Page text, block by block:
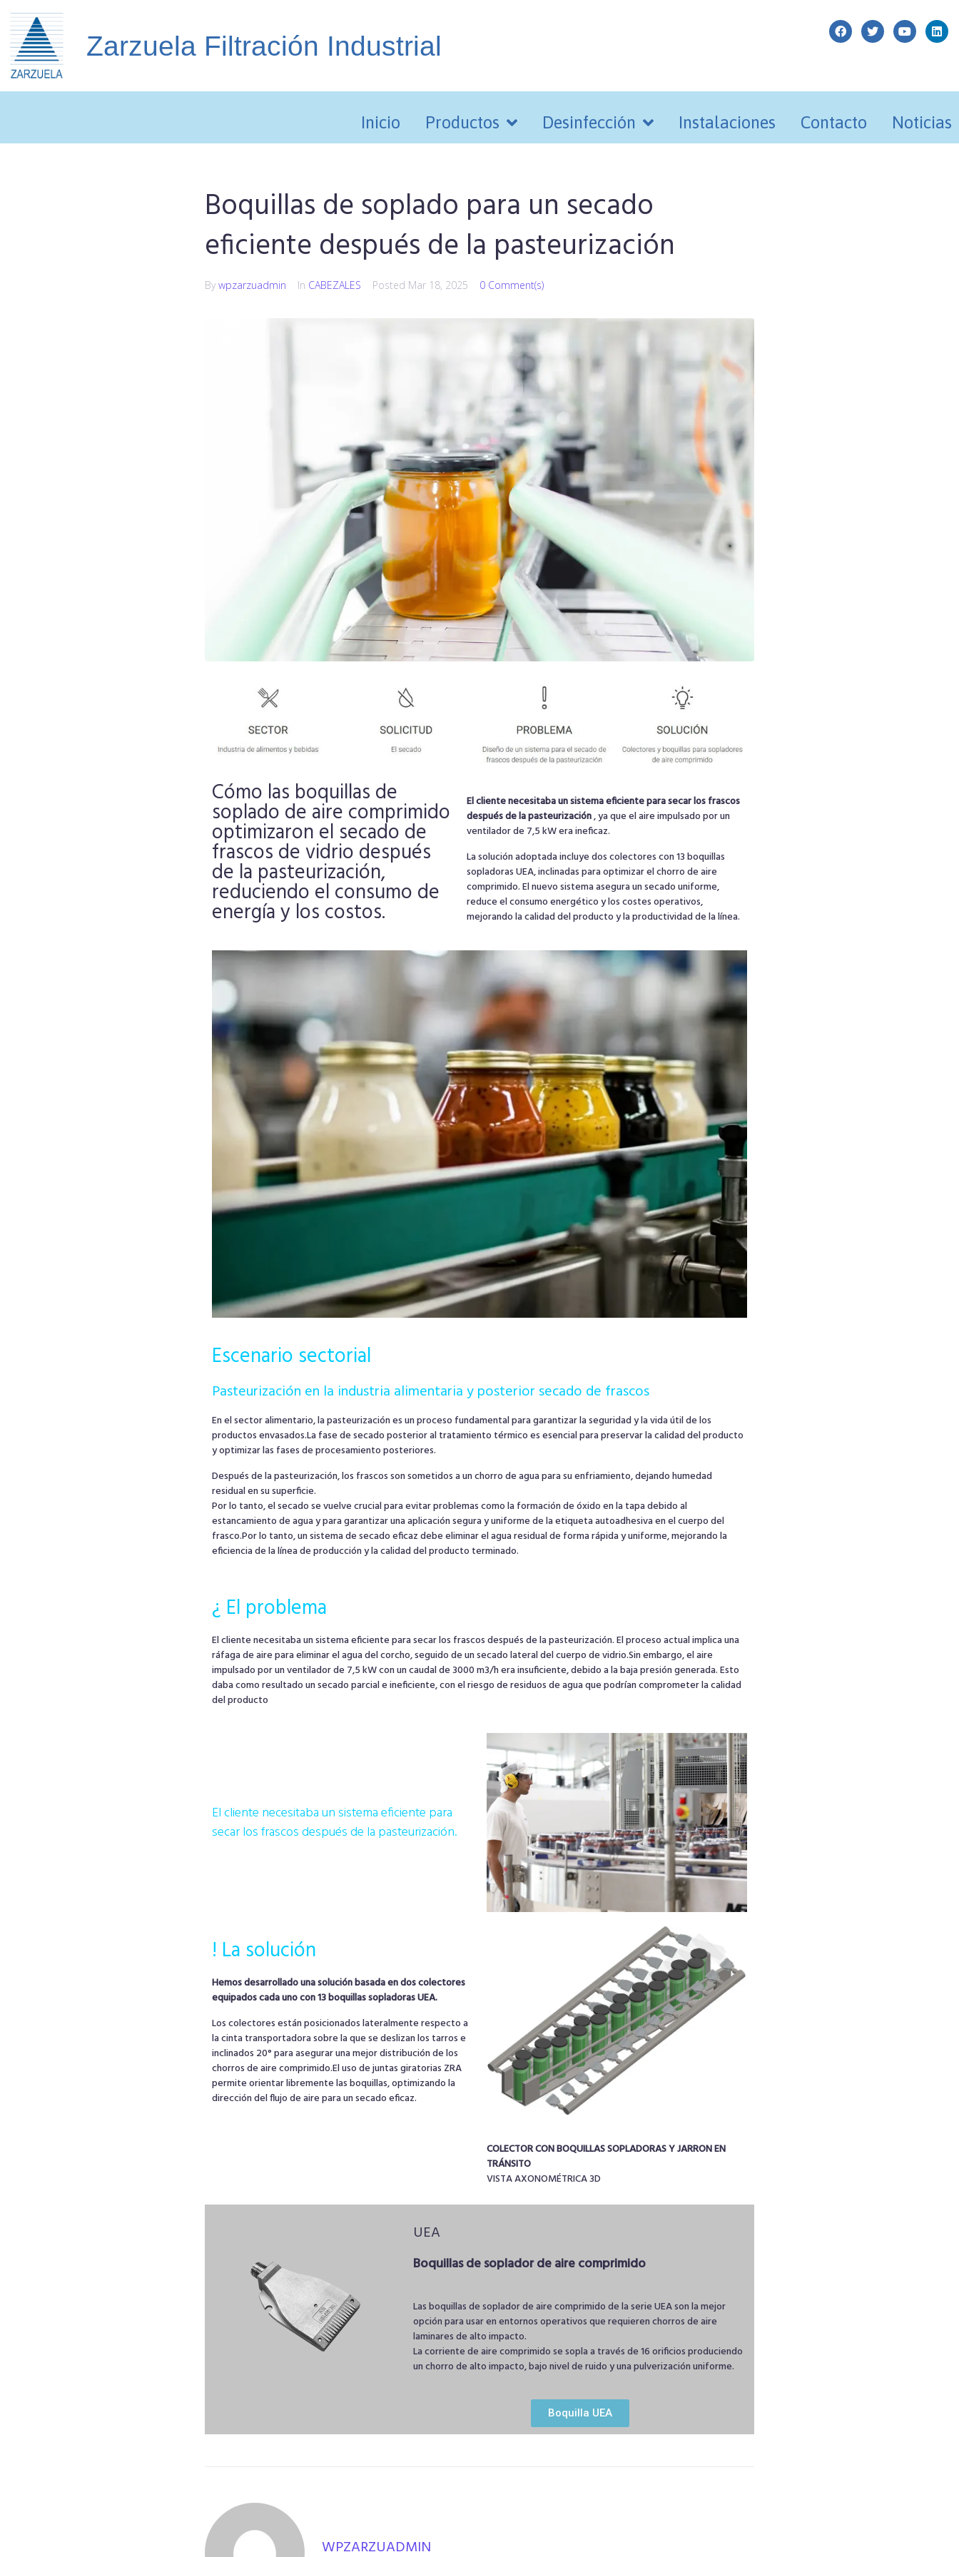
Zarzuela Filtración Industrial
Inicio Productos Desinfección Instalaciones Contacto Noticias
Boquillas de soplado para un secado
eficiente después de la pasteurización
By wpzarzuadmin In CABEZALES Posted Mar 18, 2025 0 Comment(s)
Cómo las boquillas de
soplado de aire comprimido
optimizaron el secado de
frascos de vidrio después
de la pasteurización,
reduciendo el consumo de
energía y los costos.
El cliente necesitaba un sistema eficiente para secar los frascos
después de la pasteurización, ya que el aire impulsado por un
ventilador de 7,5 kW era ineficaz.
La solución adoptada incluye dos colectores con 13 boquillas
sopladoras UEA, inclinadas para optimizar el chorro de aire
comprimido. El nuevo sistema asegura un secado uniforme,
reduce el consumo energético y los costes operativos,
mejorando la calidad del producto y la productividad de la línea.
Escenario sectorial
Pasteurización en la industria alimentaria y posterior secado de frascos
En el sector alimentario, la pasteurización es un proceso fundamental para garantizar la seguridad y la vida útil de los
productos envasados.La fase de secado posterior al tratamiento térmico es esencial para preservar la calidad del producto
y optimizar las fases de procesamiento posteriores.
Después de la pasteurización, los frascos son sometidos a un chorro de agua para su enfriamiento, dejando humedad
residual en su superficie.
Por lo tanto, el secado se vuelve crucial para evitar problemas como la formación de óxido en la tapa debido al
estancamiento de agua y para garantizar una aplicación segura y uniforme de la etiqueta autoadhesiva en el cuerpo del
frasco.Por lo tanto, un sistema de secado eficaz debe eliminar el agua residual de forma rápida y uniforme, mejorando la
eficiencia de la línea de producción y la calidad del producto terminado.
¿ El problema
El cliente necesitaba un sistema eficiente para secar los frascos después de la pasteurización. El proceso actual implica una
ráfaga de aire para eliminar el agua del corcho, seguido de un secado lateral del cuerpo de vidrio.Sin embargo, el aire
impulsado por un ventilador de 7,5 kW con un caudal de 3000 m3/h era insuficiente, debido a la baja presión generada. Esto
daba como resultado un secado parcial e ineficiente, con el riesgo de residuos de agua que podrían comprometer la calidad
del producto
El cliente necesitaba un sistema eficiente para
secar los frascos después de la pasteurización.
! La solución
Hemos desarrollado una solución basada en dos colectores
equipados cada uno con 13 boquillas sopladoras UEA.
Los colectores están posicionados lateralmente respecto a
la cinta transportadora sobre la que se deslizan los tarros e
inclinados 20° para asegurar una mejor distribución de los
chorros de aire comprimido.El uso de juntas giratorias ZRA
permite orientar libremente las boquillas, optimizando la
dirección del flujo de aire para un secado eficaz.
COLECTOR CON BOQUILLAS SOPLADORAS Y JARRON EN
TRÁNSITO
VISTA AXONOMÉTRICA 3D
UEA
Boquillas de soplador de aire comprimido
Las boquillas de soplador de aire comprimido de la serie UEA son la mejor
opción para usar en entornos operativos que requieren chorros de aire
laminares de alto impacto.
La corriente de aire comprimido se sopla a través de 16 orificios produciendo
un chorro de alto impacto, bajo nivel de ruido y una pulverización uniforme.
Boquilla UEA
WPZARZUADMIN